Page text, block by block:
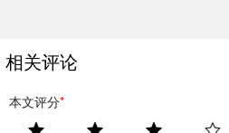
相关评论
本文评分*